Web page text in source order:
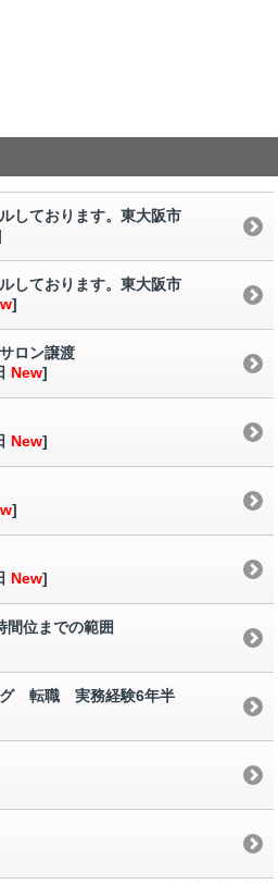
しております。東大阪市
しております。東大阪市
]
ロン譲渡
New]
New]
]
New]
間位までの範囲
転職 実務経験6年半